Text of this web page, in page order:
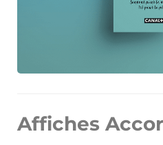
Affiches